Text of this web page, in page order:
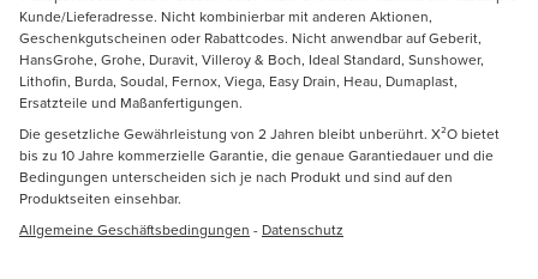
Kunde/Lieferadresse. Nicht kombinierbar mit anderen Aktionen,
Geschenkgutscheinen oder Rabattcodes. Nicht anwendbar auf Geberit,
HansGrohe, Grohe, Duravit, Villeroy & Boch, Ideal Standard, Sunshower,
Lithofin, Burda, Soudal, Fernox, Viega, Easy Drain, Heau, Dumaplast,
Ersatzteile und Maßanfertigungen.
Die gesetzliche Gewährleistung von 2 Jahren bleibt unberührt. X²O bietet
bis zu 10 Jahre kommerzielle Garantie, die genaue Garantiedauer und die
Bedingungen unterscheiden sich je nach Produkt und sind auf den
Produktseiten einsehbar.
Allgemeine Geschäftsbedingungen - Datenschutz